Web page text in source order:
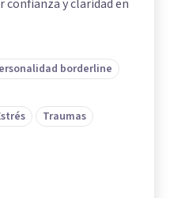
confianza y claridad en
borderline
Traumas